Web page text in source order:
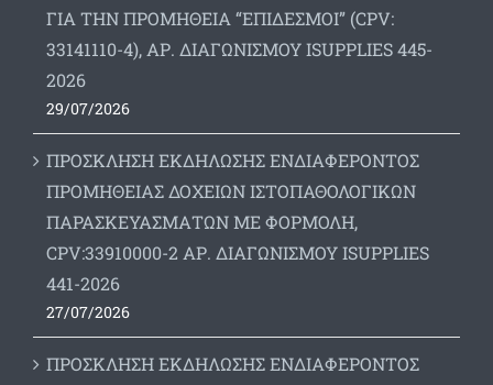
ΓΙΑ ΤΗΝ ΠΡΟΜΗΘΕΙΑ “ΕΠΙΔΕΣΜΟΙ” (CPV:
33141110-4), ΑΡ. ΔΙΑΓΩΝΙΣΜΟΥ ISUPPLIES 445-
2026
29/07/2026
ΠΡΟΣΚΛΗΣΗ ΕΚΔΗΛΩΣΗΣ ΕΝΔΙΑΦΕΡΟΝΤΟΣ
ΠΡΟΜΗΘΕΙΑΣ ΔΟΧΕΙΩΝ ΙΣΤΟΠΑΘΟΛΟΓΙΚΩΝ
ΠΑΡΑΣΚΕΥΑΣΜΑΤΩΝ ΜΕ ΦΟΡΜΟΛΗ,
CPV:33910000-2 ΑΡ. ΔΙΑΓΩΝΙΣΜΟΥ ΙSUPPLIES
441-2026
27/07/2026
ΠΡΟΣΚΛΗΣΗ ΕΚΔΗΛΩΣΗΣ ΕΝΔΙΑΦΕΡΟΝΤΟΣ